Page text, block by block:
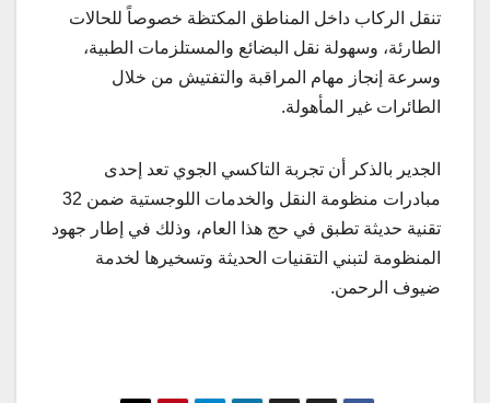
تنقل الركاب داخل المناطق المكتظة خصوصاً للحالات
الطارئة، وسهولة نقل البضائع والمستلزمات الطبية،
وسرعة إنجاز مهام المراقبة والتفتيش من خلال
الطائرات غير المأهولة.
الجدير بالذكر أن تجربة التاكسي الجوي تعد إحدى
مبادرات منظومة النقل والخدمات اللوجستية ضمن 32
تقنية حديثة تطبق في حج هذا العام، وذلك في إطار جهود
المنظومة لتبني التقنيات الحديثة وتسخيرها لخدمة
ضيوف الرحمن.